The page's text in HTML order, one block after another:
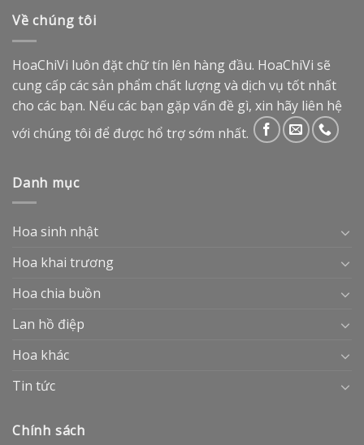
Về chúng tôi
HoaChiVi luôn đặt chữ tín lên hàng đầu. HoaChiVi sẽ
cung cấp các sản phẩm chất lượng và dịch vụ tốt nhất
cho các bạn. Nếu các bạn gặp vấn đề gì, xin hãy liên hệ
với chúng tôi để được hổ trợ sớm nhất.
Danh mục
Hoa sinh nhật
Hoa khai trương
Hoa chia buồn
Lan hồ điệp
Hoa khác
Tin tức
Chính sách